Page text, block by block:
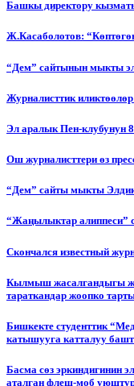
Башкы директору
Ж.Касаболотов:
“Дем” сайтынын мыкты
Журналисттик
Эл аралык Пен-клубунун
Ош журналисттери өз
“Дем” сайты мыкты
“Жаңылыктар алиппеси”
Cкончался известный
Кылмыш жасалгандыгы
тараткандар жоопко
Бишкекте студенттик
катышууга катталуу
Басма сөз эркиндигинин
аталган флеш-моб